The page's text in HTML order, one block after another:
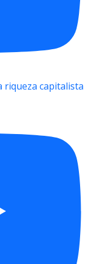
riqueza capitalista